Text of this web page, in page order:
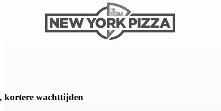
kortere wachttijden